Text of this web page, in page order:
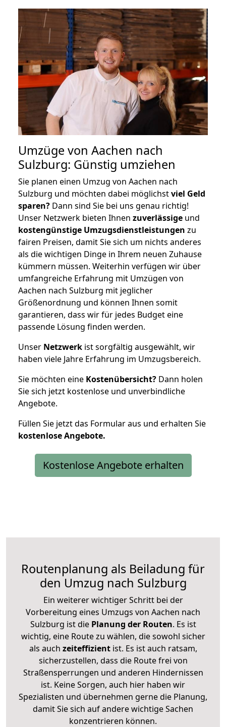
Umzüge von Aachen nach
Sulzburg: Günstig umziehen
Sie planen einen Umzug von Aachen nach
Sulzburg und möchten dabei möglichstviel Geld
sparen? Dann sind Sie bei uns genau richtig!
Unser Netzwerk bieten Ihnen zuverlässige und
kostengünstige Umzugsdienstleistungen zu
fairen Preisen, damit Sie sich um nichts anderes
als die wichtigen Dinge in Ihrem neuen Zuhause
kümmern müssen. Weiterhin verfügen wir über
umfangreiche Erfahrung mit Umzügen von
Aachen nach Sulzburg mit jeglicher
Größenordnung und können Ihnen somit
garantieren, dass wir für jedes Budget eine
passende Lösung finden werden.
Unser Netzwerk ist sorgfältig ausgewählt, wir
haben viele Jahre Erfahrung im Umzugsbereich.
Sie möchten eine Kostenübersicht? Dann holen
Sie sich jetzt kostenlose und unverbindliche
Angebote.
Füllen Sie jetzt das Formular aus und erhalten Sie
kostenloseAngebote.
Kostenlose Angebote erhalten
Routenplanung als Beiladung für
den Umzug nach Sulzburg
Ein weiterer wichtiger Schritt bei der
Vorbereitung eines Umzugs von Aachen nach
Sulzburg ist diePlanung der Routen. Es ist
wichtig, eine Route zu wählen, die sowohl sicher
als auch zeiteffizientist. Es ist auch ratsam,
sicherzustellen, dass die Route frei von
Straßensperrungen und anderen Hindernissen
ist. Keine Sorgen, auch hier haben wir
Spezialisten und übernehmen gerne die Planung,
damit Sie sich auf andere wichtige Sachen
konzentrieren können.